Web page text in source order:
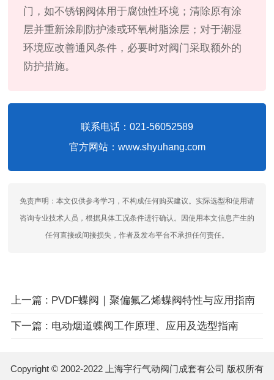
门，如不锈钢阀体用于腐蚀性环境；清除原有涂
层并重新涂刷防护漆或环氧树脂涂层；对于潮湿
环境应改善通风条件，必要时对阀门采取额外的
防护措施。
联系电话：021-56052589
官方网站：www.shyuhang.com
免责声明：本文仅供参考学习，不构成任何购买建议。实际选型和使用请
咨询专业技术人员，根据具体工况条件进行确认。因使用本文信息产生的
任何直接或间接损失，作者及发布平台不承担任何责任。
上一篇 : PVDF蝶阀｜聚偏氟乙烯蝶阀特性与应用指南
下一篇 : 电动烟道蝶阀工作原理、应用及选型指南
Copyright © 2002-2022 上海宇行气动阀门成套有公司 版权所有